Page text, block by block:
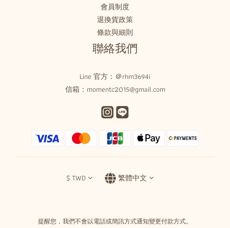
會員制度
退換貨政策
條款與細則
聯絡我們
Line 官方： ＠rhm3694i
信箱：momentc2015@gmail.com
$TWD 繁體中文
提醒您，我們不會以電話或簡訊方式通知變更付款方式。